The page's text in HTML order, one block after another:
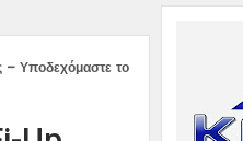
– Υποδεχόμαστε το